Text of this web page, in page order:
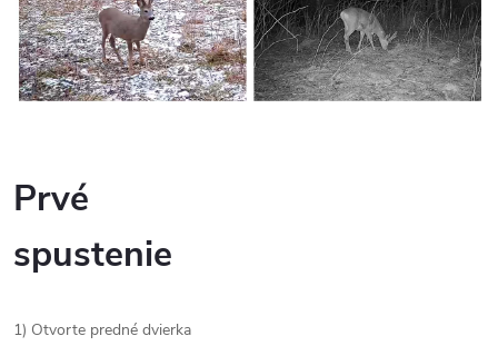
Prvé
spustenie
1) Otvorte predné dvierka